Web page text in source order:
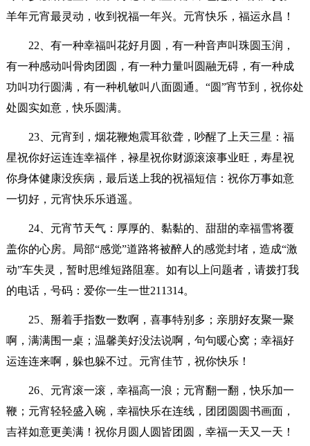
羊年元宵最灵动，收到祝福一年兴。元宵快乐，福运永昌！
22、有一种幸福叫花好月圆，有一种音声叫珠圆玉润，
有一种感动叫骨肉团圆，有一种力量叫圆融无碍，有一种成
功叫功行圆满，有一种机敏叫八面圆通。“圆”宵节到，祝你处
处圆实如意，快乐圆满。
23、元宵到，烟花鞭炮震耳欲聋，吵醒了上天三星：福
星祝你好运连连幸福伴，禄星祝你财源滚滚事业旺，寿星祝
你身体健康没疾病，最后送上我的祝福短信：祝你万事如意
一切好，元宵快乐乐逍遥。
24、元宵节天气：厚厚的、黏黏的、甜甜的幸福雪将覆
盖你的心房。局部“感觉”道路将被醉人的感觉封堵，造成“激
动”车失灵，暂时思维短路阻塞。如有以上问题者，请拨打我
的电话，号码：爱你一生一世211314。
25、掰着手指数一数啊，喜事特别多；亲朋好友聚一聚
啊，满满围一桌；温馨美好没法说啊，句句暖心窝；幸福好
运连连来啊，躲也躲不过。元宵佳节，祝你快乐！
26、元宵滚一滚，幸福高一浪；元宵翻一翻，快乐加一
鞭；元宵轻轻盛入碗，幸福快乐在连线，团团圆圆书画面，
吉祥如意更美满！祝你月圆人圆皆团圆，幸福一天又一天！